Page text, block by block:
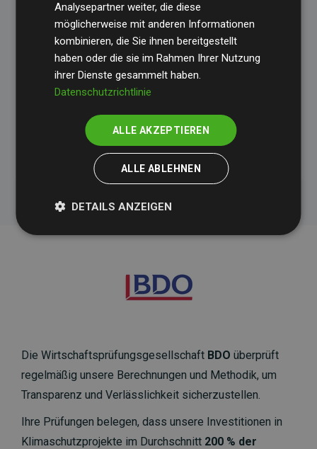
Klimawirkung und Transparenz. Weitere
Informationen zu den einzelnen Projekten finden
Sie hier.
Initiative Websites, die Klimaprojekte unterstützen
Die Wirtschaftsprüfungsgesellschaft BDO überprüft
regelmäßig unsere Berechnungen und Methodik, um
Transparenz und Verlässlichkeit sicherzustellen.
Ihre Prüfungen belegen, dass unsere Investitionen in
Klimaschutzprojekte im Durchschnitt 200 % der
Analysepartner weiter, die diese
möglicherweise mit anderen Informationen
kombinieren, die Sie ihnen bereitgestellt
haben oder die sie im Rahmen Ihrer Nutzung
ihrer Dienste gesammelt haben.
Datenschutzrichtlinie
ALLE AKZEPTIEREN
ALLE ABLEHNEN
DETAILS ANZEIGEN